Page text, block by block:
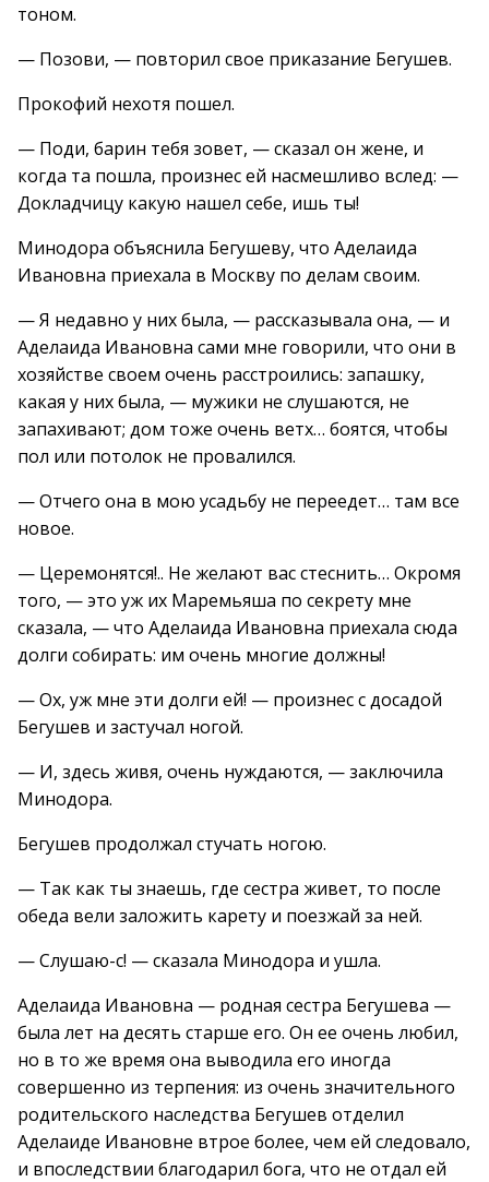
тоном.
— Позови, — повторил свое приказание Бегушев.
Прокофий нехотя пошел.
— Поди, барин тебя зовет, — сказал он жене, и
когда та пошла, произнес ей насмешливо вслед: —
Докладчицу какую нашел себе, ишь ты!
Минодора объяснила Бегушеву, что Аделаида
Ивановна приехала в Москву по делам своим.
— Я недавно у них была, — рассказывала она, — и
Аделаида Ивановна сами мне говорили, что они в
хозяйстве своем очень расстроились: запашку,
какая у них была, — мужики не слушаются, не
запахивают; дом тоже очень ветх… боятся, чтобы
пол или потолок не провалился.
— Отчего она в мою усадьбу не переедет… там все
новое.
— Церемонятся!.. Не желают вас стеснить… Окромя
того, — это уж их Маремьяша по секрету мне
сказала, — что Аделаида Ивановна приехала сюда
долги собирать: им очень многие должны!
— Ох, уж мне эти долги ей! — произнес с досадой
Бегушев и застучал ногой.
— И, здесь живя, очень нуждаются, — заключила
Минодора.
Бегушев продолжал стучать ногою.
— Так как ты знаешь, где сестра живет, то после
обеда вели заложить карету и поезжай за ней.
— Слушаю-с! — сказала Минодора и ушла.
Аделаида Ивановна — родная сестра Бегушева —
была лет на десять старше его. Он ее очень любил,
но в то же время она выводила его иногда
совершенно из терпения: из очень значительного
родительского наследства Бегушев отделил
Аделаиде Ивановне втрое более, чем ей следовало,
и впоследствии благодарил бога, что не отдал ей